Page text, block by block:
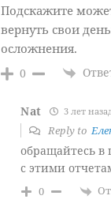
Подскажите
вернуть свои
осложнения.
0
Nat 3 лет
Reply to
обращайтесь в
с этими
0